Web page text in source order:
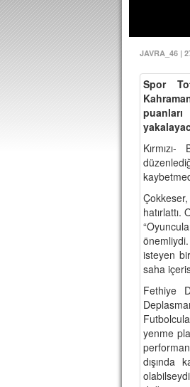
JAVRA_46 |
Spor
hatırlattı.
isteyen
saha
Fethiye
yenme
dışında